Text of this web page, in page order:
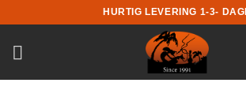
til
indhold
HURTIG LEVERING 1-3-